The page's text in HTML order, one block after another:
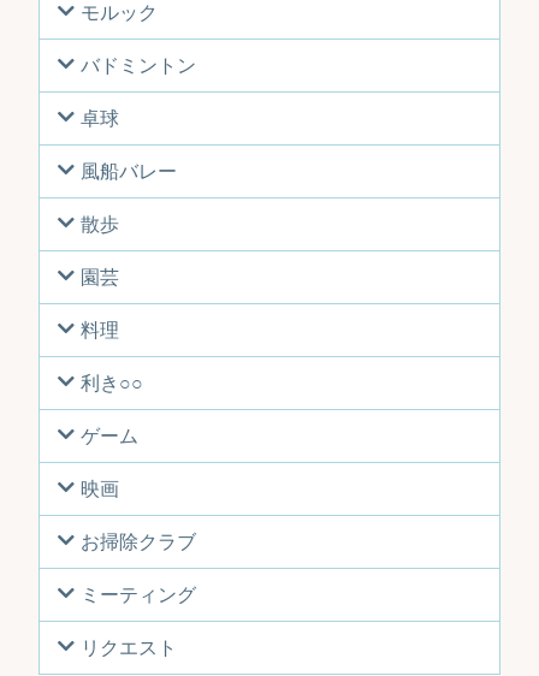
モルック
バドミントン
卓球
風船バレー
散歩
園芸
料理
利き○○
ゲーム
映画
お掃除クラブ
ミーティング
リクエスト